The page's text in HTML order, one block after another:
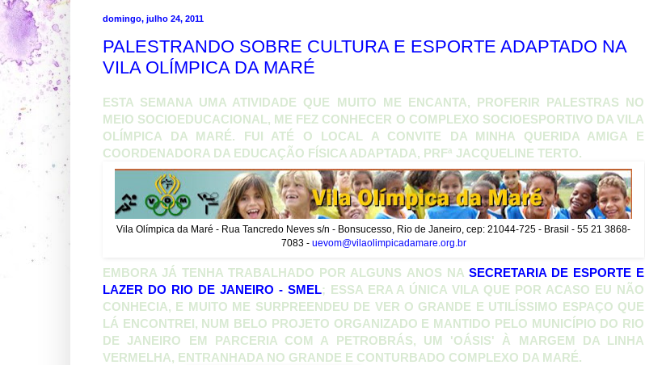
domingo, julho 24, 2011
PALESTRANDO SOBRE CULTURA E ESPORTE ADAPTADO NA
VILA OLÍMPICA DA MARÉ
ESTA SEMANA UMA ATIVIDADE QUE MUITO ME ENCANTA, PROFERIR PALESTRAS NO
MEIO SOCIOEDUCACIONAL, ME FEZ CONHECER O COMPLEXO SOCIOESPORTIVO DA VILA
OLÍMPICA DA MARÉ. FUI ATÉ O LOCAL A CONVITE DA MINHA QUERIDA AMIGA E
COORDENADORA DA EDUCAÇÃO FÍSICA ADAPTADA, PRFª JACQUELINE TERTO.
Vila Olímpica da Maré - Rua Tancredo Neves s/n - Bonsucesso, Rio de Janeiro, cep: 21044-725 - Brasil - 55 21 3868-
7083 - uevom@vilaolimpicadamare.org.br
EMBORA JÁ TENHA TRABALHADO POR ALGUNS ANOS NA SECRETARIA DE ESPORTE E
LAZER DO RIO DE JANEIRO - SMEL; ESSA ERA A ÚNICA VILA QUE POR ACASO EU NÃO
CONHECIA, E MUITO ME SURPREENDEU DE VER O GRANDE E UTILÍSSIMO ESPAÇO QUE
LÁ ENCONTREI, NUM BELO PROJETO ORGANIZADO E MANTIDO PELO MUNICÍPIO DO RIO
DE JANEIRO EM PARCERIA COM A PETROBRÁS, UM 'OÁSIS' À MARGEM DA LINHA
VERMELHA, ENTRANHADA NO GRANDE E CONTURBADO COMPLEXO DA MARÉ.